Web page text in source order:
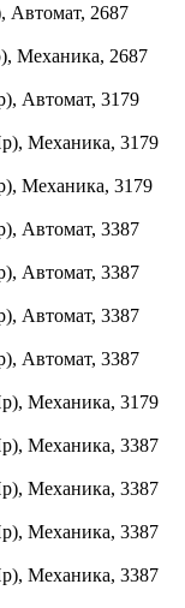
Автомат, 2687
Механика, 2687
Автомат, 3179
Механика, 3179
Механика, 3179
Автомат, 3387
Автомат, 3387
Автомат, 3387
Автомат, 3387
Механика, 3179
Механика, 3387
Механика, 3387
Механика, 3387
Механика, 3387